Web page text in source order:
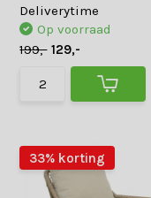
Deliverytime
Op voorraad
199,- 129,-
33% korting